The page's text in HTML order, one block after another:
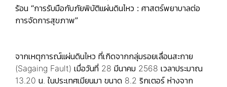
ร้อน “การรับมือกับภัยพิบัติแผ่นดินไหว : ศาสตร์พยาบาลต่อ
การจัดการสุขภาพ”
จากเหตุการณ์แผ่นดินไหว ที่เกิดจากกลุ่มรอยเลื่อนสะกาย
(Sagaing Fault) เมื่อวันที่ 28 มีนาคม 2568 เวลาประมาณ
13.20 น. ในประเทศเมียนมา ขนาด 8.2 ริกเตอร์ ห่างจาก